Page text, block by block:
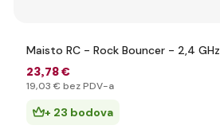
Maisto RC - Rock Bouncer - 2,4 GHz
23,78 €
19,03 € bez PDV-a
+ 23 bodova